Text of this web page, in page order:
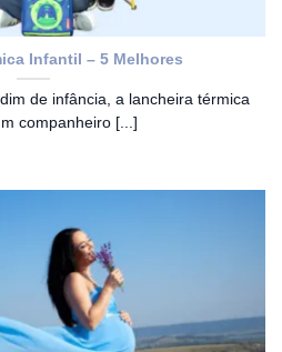
Infantil – 5 Melhores
de infância, a lancheira térmica
companheiro [...]